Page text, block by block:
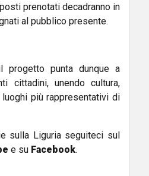
prenotati decadranno in
al pubblico presente.
progetto punta dunque a
cittadini, unendo cultura,
più rappresentativi di
sulla Liguria seguiteci sul
e su Facebook.